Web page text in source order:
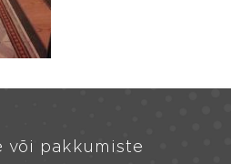
või pakkumiste